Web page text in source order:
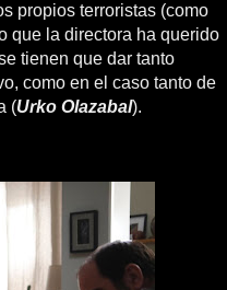
propios terroristas (como
que la directora ha querido
tienen que dar tanto
como en el caso tanto de
(Urko Olazabal).